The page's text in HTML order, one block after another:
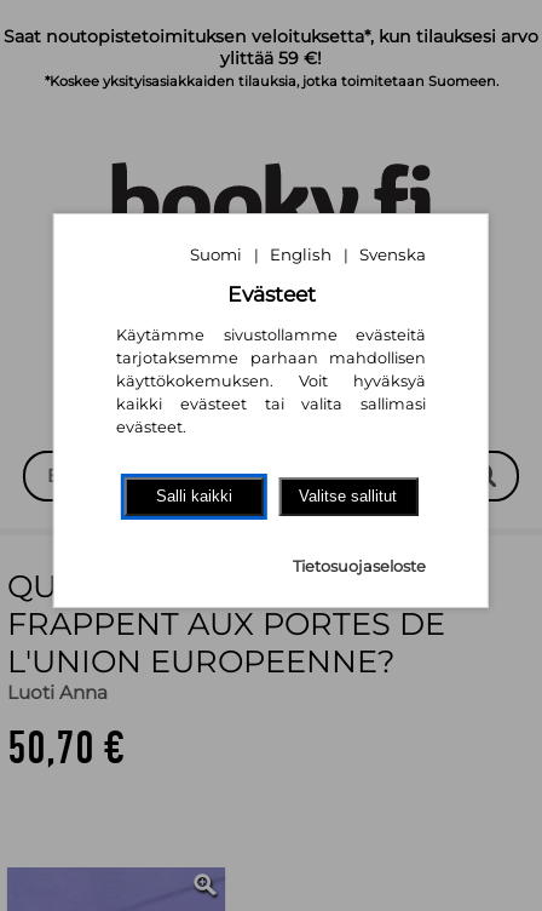
Saat noutopistetoimituksen veloituksetta*, kun tilauksesi arvo
ylittää 59 €!
*Koskee yksityisasiakkaiden tilauksia, jotka toimitetaan Suomeen.
English |
QUI SONT CES TURCS QUI
FRAPPENT AUX PORTES DE
L'UNION EUROPEENNE?
Luoti Anna
50,70 €
Suomi | English | Svenska
Evästeet
Käytämme sivustollamme evästeitä
tarjotaksemme parhaan mahdollisen
käyttökokemuksen. Voit hyväksyä
kaikki evästeet tai valita sallimasi
evästeet.
Salli kaikki Valitse sallitut
Tietosuojaseloste